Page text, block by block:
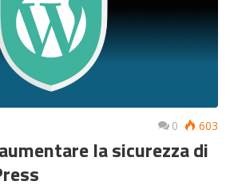
0 603
la sicurezza di